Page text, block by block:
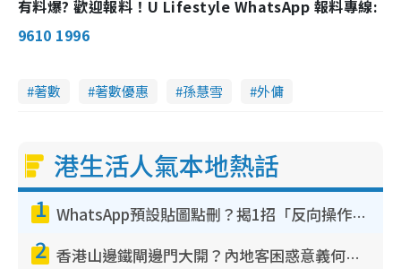
有料爆? 歡迎報料！U Lifestyle WhatsApp 報料專線:
9610 1996
著數 著數優惠 孫慧雪 外傭
港生活人氣本地熱話
1 WhatsApp預設貼圖點刪？揭1招「反向操作」還原簡潔介面 附3步實測教學
2 香港山邊鐵閘邊門大開？內地客困惑意義何在！網民神回覆：呢種叫法理性防禦